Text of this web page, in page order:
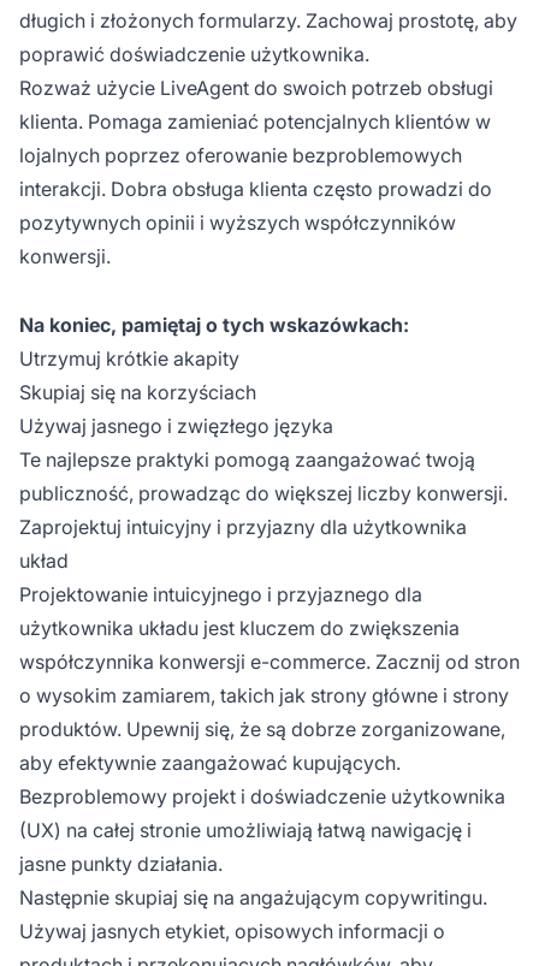
długich i złożonych formularzy. Zachowaj prostotę, aby
poprawić doświadczenie użytkownika.
Rozważ użycie LiveAgent do swoich potrzeb obsługi
klienta. Pomaga zamieniać potencjalnych klientów w
lojalnych poprzez oferowanie bezproblemowych
interakcji. Dobra obsługa klienta często prowadzi do
pozytywnych opinii i wyższych współczynników
konwersji.
Na koniec, pamiętaj o tych wskazówkach:
Utrzymuj krótkie akapity
Skupiaj się na korzyściach
Używaj jasnego i zwięzłego języka
Te najlepsze praktyki pomogą zaangażować twoją
publiczność, prowadząc do większej liczby konwersji.
Zaprojektuj intuicyjny i przyjazny dla użytkownika
układ
Projektowanie intuicyjnego i przyjaznego dla
użytkownika układu jest kluczem do zwiększenia
współczynnika konwersji e-commerce. Zacznij od stron
o wysokim zamiarem, takich jak strony główne i strony
produktów. Upewnij się, że są dobrze zorganizowane,
aby efektywnie zaangażować kupujących.
Bezproblemowy projekt i doświadczenie użytkownika
(UX) na całej stronie umożliwiają łatwą nawigację i
jasne punkty działania.
Następnie skupiaj się na angażującym copywritingu.
Używaj jasnych etykiet, opisowych informacji o